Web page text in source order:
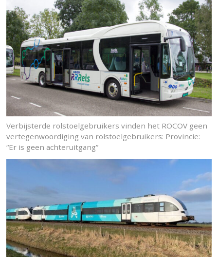
Verbijsterde rolstoelgebruikers vinden het ROCOV geen
vertegenwoordiging van rolstoelgebruikers: Provincie:
“Er is geen achteruitgang”